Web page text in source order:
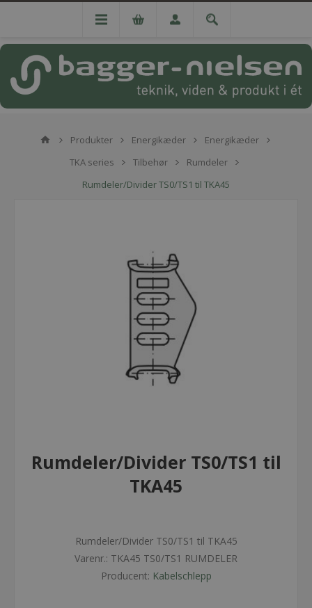
Produkter Energikæder
Energikæder
TKA series
Tilbehør
Rumdeler
Rumdeler/Divider TS0/TS1 til TKA45
Rumdeler/Divider TS0/TS1 til
TKA45
Rumdeler/Divider TS0/TS1 til TKA45
Varenr.: TKA45 TS0/TS1 RUMDELER
Producent: Kabelschlepp